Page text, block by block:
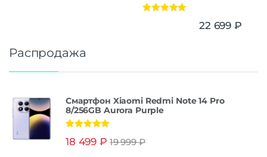
22 699 ₽
Распродажа
Смартфон Xiaomi Redmi Note 14 Pro
8/256GB Aurora Purple
из 5
18 499 ₽ 19 999₽